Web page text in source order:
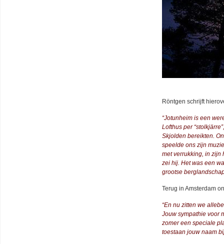
Röntgen schrijft
“Jotunheim is een
Lofthus per
Skjolden bereikten.
speelde ons zijn
met verrukking, in zijn
zei hij. Het was een
grootse
Terug in Amsterdam
“En nu zitten we
Jouw sympathie voor
zomer een speciale
toestaan jouw naam